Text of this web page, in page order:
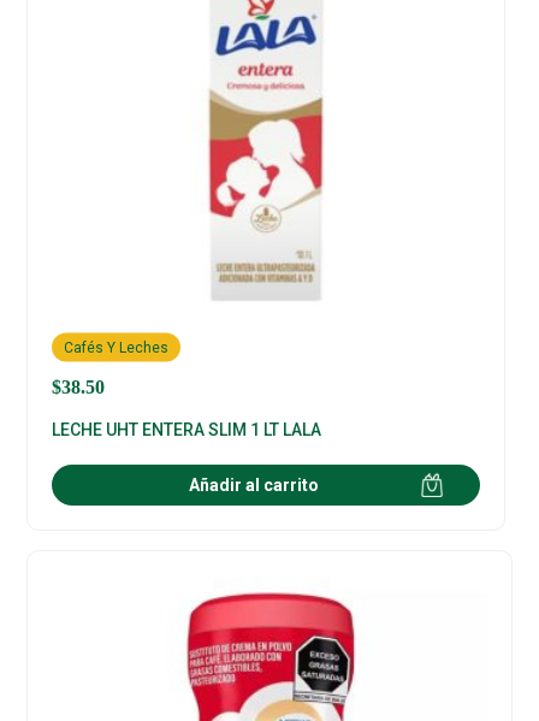
$38.50
Cafés Y Leches
LECHE UHT ENTERA SLIM 1 LT LALA
Añadir al carrito